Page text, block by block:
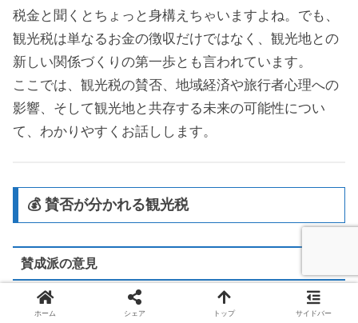
税金と聞くとちょっと身構えちゃいますよね。でも、
観光税は単なるお金の徴収だけではなく、観光地との
新しい関係づくりの第一歩とも言われています。
ここでは、観光税の賛否、地域経済や旅行者心理への
影響、そして観光地と共存する未来の可能性につい
て、わかりやすくお話しします。
💰 賛否が分かれる観光税
賛成派の意見
観光地の環境保護や文化遺産の維持費に充てられ
ホーム シェア トップ サイドバー